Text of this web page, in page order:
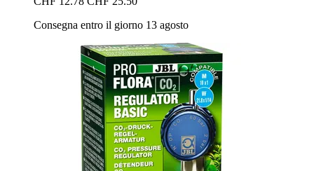
Consegna entro il giorno 13 agosto